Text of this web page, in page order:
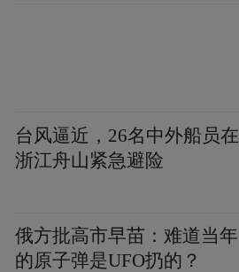
台风逼近，26名中外船员在
浙江舟山紧急避险
俄方批高市早苗：难道当年
的原子弹是UFO扔的？